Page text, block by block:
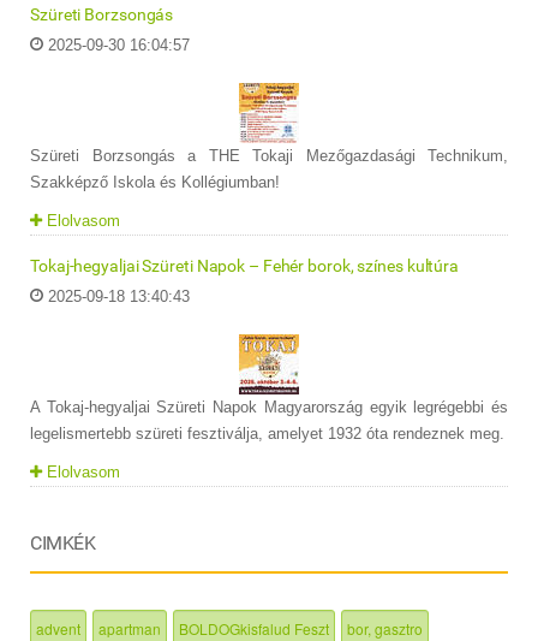
Szüreti Borzsongás
2025-09-30 16:04:57
Szüreti Borzsongás a THE Tokaji Mezőgazdasági Technikum,
Szakképző Iskola és Kollégiumban!
Elolvasom
Tokaj-hegyaljai Szüreti Napok – Fehér borok, színes kultúra
2025-09-18 13:40:43
A Tokaj-hegyaljai Szüreti Napok Magyarország egyik legrégebbi és
legelismertebb szüreti fesztiválja, amelyet 1932 óta rendeznek meg.
Elolvasom
CIMKÉK
advent apartman BOLDOGkisfalud Feszt bor, gasztro